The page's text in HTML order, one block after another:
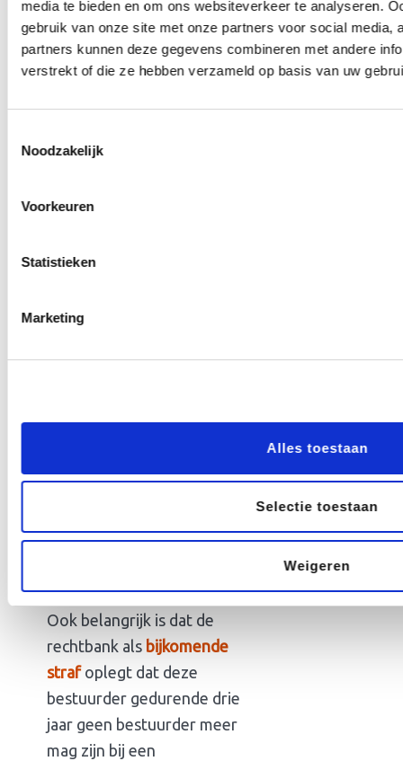
media te bieden en om ons websiteverkeer te analyseren.
gebruik van onze site met onze partners voor social media,
partners kunnen deze gegevens combineren met andere
verstrekt of die ze hebben verzameld op basis van uw
Noodzakelijk
Voorkeuren
Statistieken
Marketing
Alles toestaan
Selectie toestaan
Weigeren
vereniging.90 In die
hoedanigheid is hij
verantwoordelijkheid voor
de gedragingen van de
naar het oordeel van de
ook actief heeft gehandeld
feitelijke leiding heeft
[bedrijf] samen met anderen
gedaan.
Verbod om
bestuurder te
Ook belangrijk is dat de
rechtbank als bijkomende
straf oplegt dat deze
bestuurder gedurende drie
jaar geen bestuurder meer
mag zijn bij een